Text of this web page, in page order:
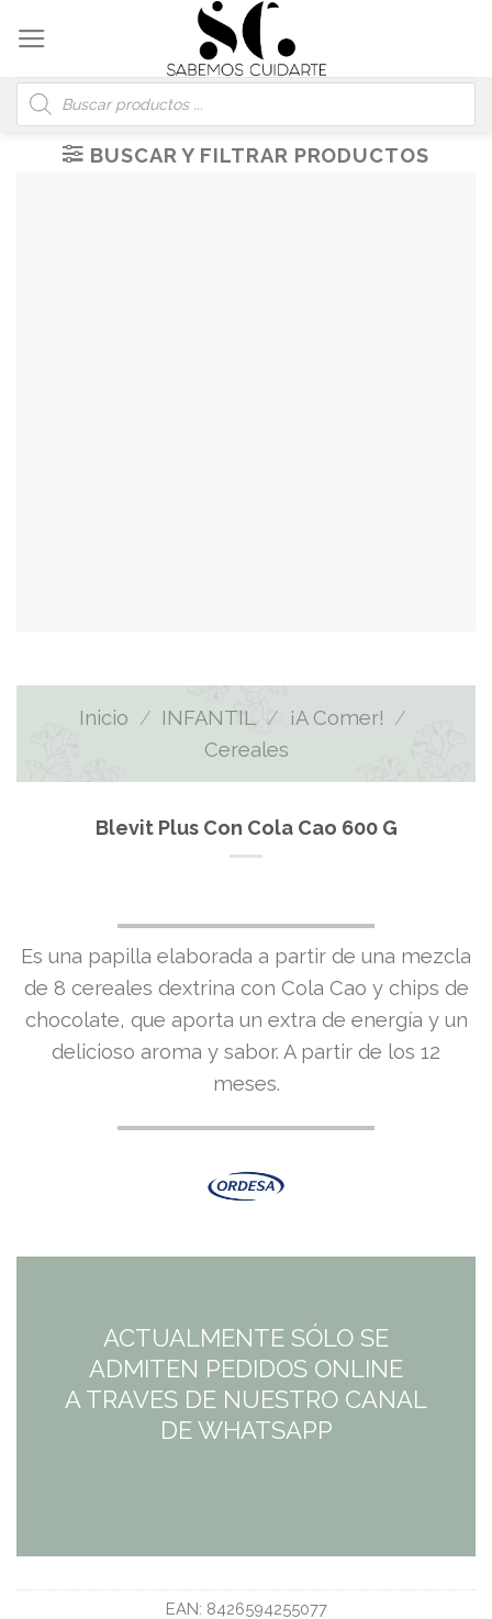
content
Búsqueda
de
productos
BUSCAR Y FILTRAR PRODUCTOS
Inicio / INFANTIL / ¡A Comer! /
Cereales
Blevit Plus Con Cola Cao 600 G
Es una papilla elaborada a partir de una mezcla
de 8 cereales dextrina con Cola Cao y chips de
chocolate, que aporta un extra de energía y un
delicioso aroma y sabor. A partir de los 12
meses.
ACTUALMENTE SÓLO SE
ADMITEN PEDIDOS ONLINE
A TRAVES DE NUESTRO CANAL
DE WHATSAPP
EAN: 8426594255077